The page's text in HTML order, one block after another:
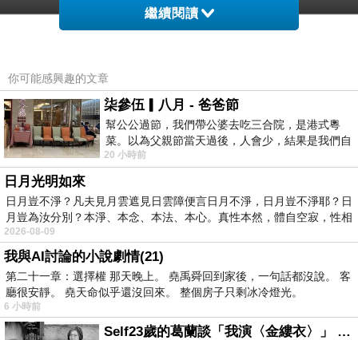
繼續閱讀
你可能感興趣的文章
柒參伍▎八月 - 爸爸節
幫公公過節，我們帶公婆去吃三合院，是港式粵
菜。以為父親節當天過後，人會少，結果是我們自
己想多了。人陸續地進，滿滿都是人，個人
20 小時前
日月光明如來
日月豈不淨？凡夫見月雲遮見日雲障便言日月不淨，日月豈不淨耶？日
月豈為汝分別？本淨、本念、本法、本心。真性本然，體自空寂，性相
2026-08-09
我與AI討論的小說劇情(21)
第二十一章：選擇權 那天晚上。 堯禹舜回到家後，一句話都沒說。 客
廳很安靜。 堯天命似乎還沒回來。 整個房子只剩冰冷燈光。
6 小時前
Self23歲的葛蘭談「我演〈金縷衣〉」 #戀上老電影 #粟子 #葛蘭